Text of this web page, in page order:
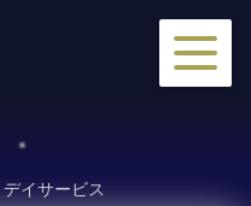
デイサービス